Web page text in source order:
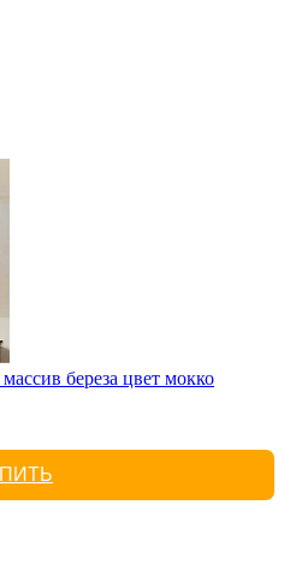
береза цвет мокко